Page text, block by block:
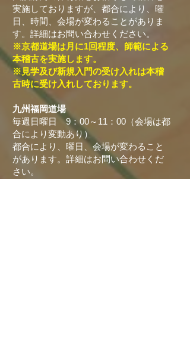
実施しておりますが、 都合により、曜
日、時間、会場が変わることがありま
す。詳細はお問い合わせください。
※京都道場は月に1回程度、師範による
本稽古を実施します。
※見学及び新規入門の受け入れは本稽
古時に受け入れしております。
九州福岡道場
毎週日曜日 9：00～11：00（会場は都
合により変動あり）
都合により、曜日、会場が変わること
があります。詳細はお問い合わせくだ
さい。